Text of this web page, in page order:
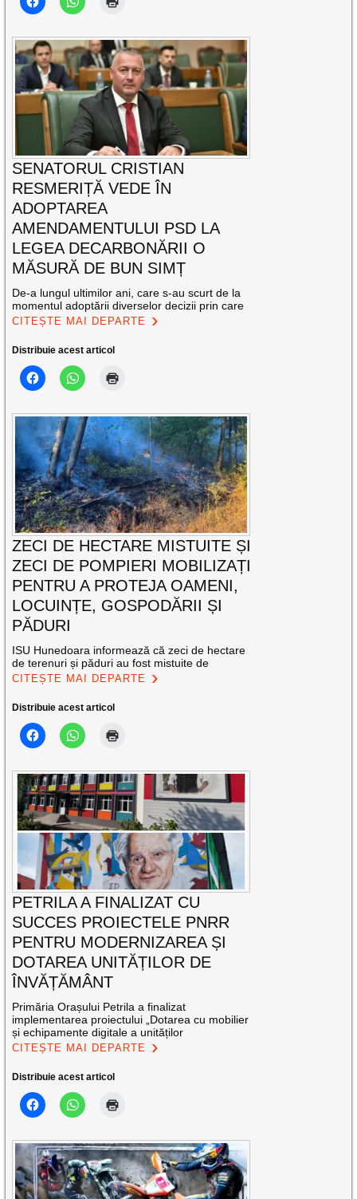
SENATORUL CRISTIAN
RESMERIȚĂ VEDE ÎN
ADOPTAREA
AMENDAMENTULUI PSD LA
LEGEA DECARBONĂRII O
MĂSURĂ DE BUN SIMȚ
De-a lungul ultimilor ani, care s-au scurt de la
momentul adoptării diverselor decizii prin care
CITEȘTE MAI DEPARTE
Distribuie acest articol
ZECI DE HECTARE MISTUITE ȘI
ZECI DE POMPIERI MOBILIZAȚI
PENTRU A PROTEJA OAMENI,
LOCUINȚE, GOSPODĂRII ȘI
PĂDURI
ISU Hunedoara informează că zeci de hectare
de terenuri și păduri au fost mistuite de
CITEȘTE MAI DEPARTE
Distribuie acest articol
PETRILA A FINALIZAT CU
SUCCES PROIECTELE PNRR
PENTRU MODERNIZAREA ȘI
DOTAREA UNITĂȚILOR DE
ÎNVĂȚĂMÂNT
Primăria Orașului Petrila a finalizat
implementarea proiectului „Dotarea cu mobilier
și echipamente digitale a unităților
CITEȘTE MAI DEPARTE
Distribuie acest articol